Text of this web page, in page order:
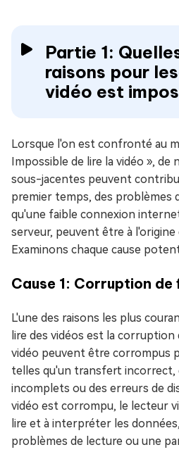
Partie 1:
raisons pour
vidéo est
Lorsque l'on est confronté au
Impossible de lire la vidéo », de
sous-jacentes peuvent
premier temps, des problèmes
qu'une faible connexion
serveur, peuvent être à
Examinons chaque cause
Cause 1: Corruption
L'une des raisons les plus
lire des vidéos est la
vidéo peuvent être corrompus
telles qu'un transfert incorrect,
incomplets ou des erreurs de
vidéo est corrompu, le lecteur
lire et à interpréter les
problèmes de lecture ou une